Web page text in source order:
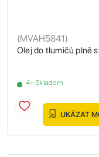
Olej do tlumičů plně
(MVAH5841)
4+ Skladem
UKÁZAT